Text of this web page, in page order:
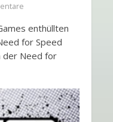
enthüllten
for Speed
der Need for